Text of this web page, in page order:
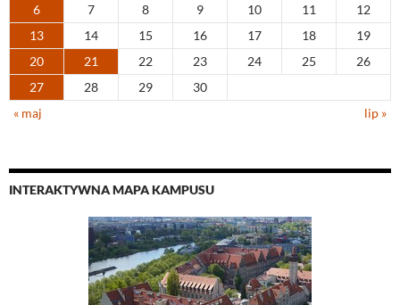
6
7 8 9 10 11
12
13
14 15 16 17 18
19
20
21 22 23 24 25
26
27
28 29
30
« maj
lip »
INTERAKTYWNA MAPA KAMPUSU